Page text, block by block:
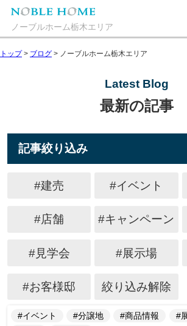
ノーブルホーム栃木エリア
トップ> ブログ > ノーブルホーム栃木エリア
Latest Blog
最新の記事
記事絞り込み
#建売 #イベント
#店舗 #キャンペーン
#見学会 #展示場
#お客様邸 絞り込み解除
#イベント #分譲地 #商品情報 #